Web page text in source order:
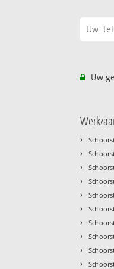
Uw
›
›
›
›
›
›
›
›
›
›